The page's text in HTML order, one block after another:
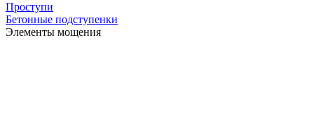
Проступи
Бетонные подступенки
Элементы мощения